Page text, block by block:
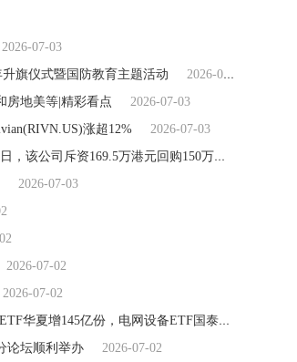
2026-07-03
旗仪式暨国防教育主题活动
2026-07-03
房地美等|精彩看点
2026-07-03
涨超12%
2026-07-03
每日头条!德林控股(01709.HK)发布公告，于2026年7月2日，该公司斥资169.5万港元回购150万股
2026-07-03
2026-07-02
2026-07-02
上半年ETF份额增加榜：通信ETF国泰增285亿份，通信ETF华夏增145亿份，电网设备ETF国泰份额增18倍（名单）
论坛顺利举办
2026-07-02